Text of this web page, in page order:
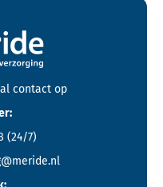
contact op
(24/7)